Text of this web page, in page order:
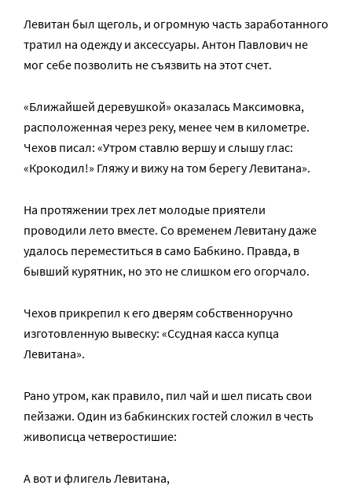
Левитан был щеголь, и огромную часть заработанного
тратил на одежду и аксессуары. Антон Павлович не
мог себе позволить не съязвить на этот счет.
«Ближайшей деревушкой» оказалась Максимовка,
расположенная через реку, менее чем в километре.
Чехов писал: «Утром ставлю вершу и слышу глас:
«Крокодил!» Гляжу и вижу на том берегу Левитана».
На протяжении трех лет молодые приятели
проводили лето вместе. Со временем Левитану даже
удалось переместиться в само Бабкино. Правда, в
бывший курятник, но это не слишком его огорчало.
Чехов прикрепил к его дверям собственноручно
изготовленную вывеску: «Ссудная касса купца
Левитана».
Рано утром, как правило, пил чай и шел писать свои
пейзажи. Один из бабкинских гостей сложил в честь
живописца четверостишие:
А вот и флигель Левитана,